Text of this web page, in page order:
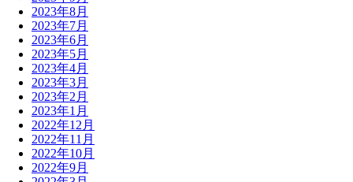
2023年8月
2023年7月
2023年6月
2023年5月
2023年4月
2023年3月
2023年2月
2023年1月
2022年12月
2022年11月
2022年10月
2022年9月